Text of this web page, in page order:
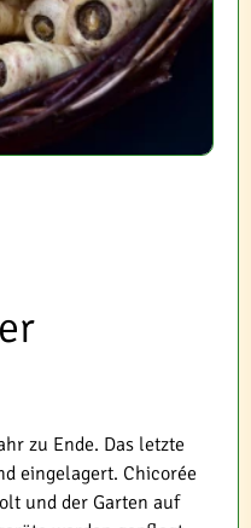
zu Ende. Das letzte
eingelagert. Chicorée
und der Garten auf